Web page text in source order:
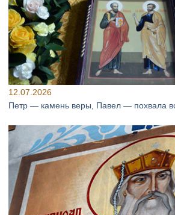
12.07.2026
Петр — камень веры, Павел — похвала